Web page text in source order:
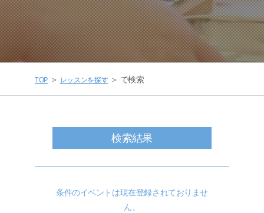
TOP＞ レッスンを探す＞ で検索
検索結果
条件のイベントは現在登録されておりませ
ん。